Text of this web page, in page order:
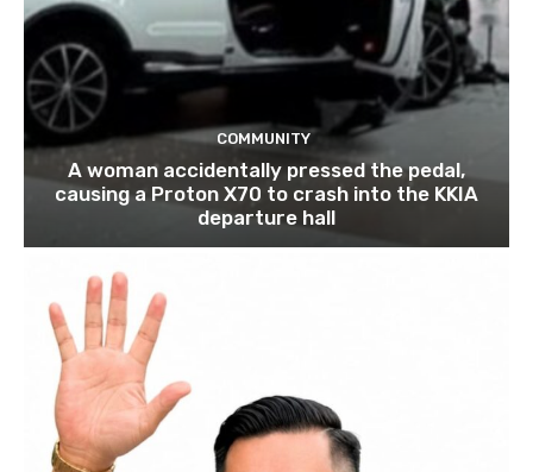
COMMUNITY
A woman accidentally pressed the pedal,
causing a Proton X70 to crash into the KKIA
departure hall